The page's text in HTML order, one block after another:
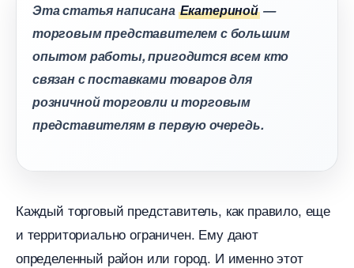
Эта статья написана Екатериной—
торговым представителем с большим
опытом работы, пригодится всем кто
связан с поставками товаров для
розничной торговли и торговым
представителям в первую очередь.
Каждый торговый представитель, как правило, еще
и территориально ограничен. Ему дают
определенный район или город. И именно этот